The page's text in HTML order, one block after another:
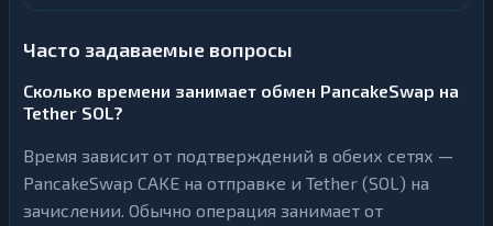
Часто задаваемые вопросы
Сколько времени занимает обмен PancakeSwap на
Tether SOL?
Время зависит от подтверждений в обеих сетях —
PancakeSwap CAKE на отправке и Tether (SOL) на
зачислении. Обычно операция занимает от